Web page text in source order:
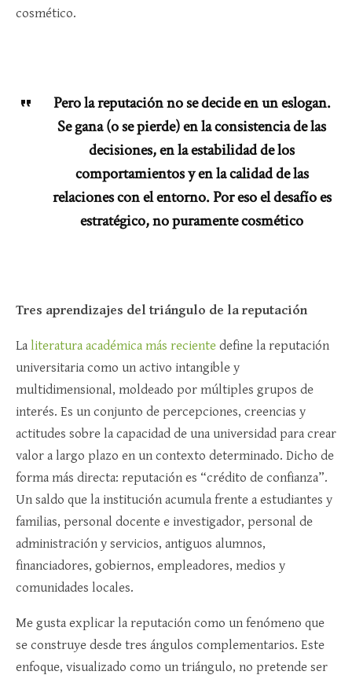
cosmético.
Pero la reputación no se decide en un eslogan.
Se gana (o se pierde) en la consistencia de las
decisiones, en la estabilidad de los
comportamientos y en la calidad de las
relaciones con el entorno. Por eso el desafío es
estratégico, no puramente cosmético
Tres aprendizajes del triángulo de la reputación
La literatura académica más reciente define la reputación
universitaria como un activo intangible y
multidimensional, moldeado por múltiples grupos de
interés. Es un conjunto de percepciones, creencias y
actitudes sobre la capacidad de una universidad para crear
valor a largo plazo en un contexto determinado. Dicho de
forma más directa: reputación es “crédito de confianza”.
Un saldo que la institución acumula frente a estudiantes y
familias, personal docente e investigador, personal de
administración y servicios, antiguos alumnos,
financiadores, gobiernos, empleadores, medios y
comunidades locales.
Me gusta explicar la reputación como un fenómeno que
se construye desde tres ángulos complementarios. Este
enfoque, visualizado como un triángulo, no pretende ser